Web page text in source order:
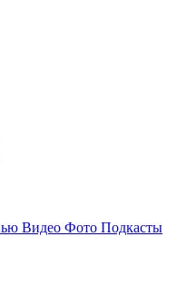
Видео Фото Подкасты